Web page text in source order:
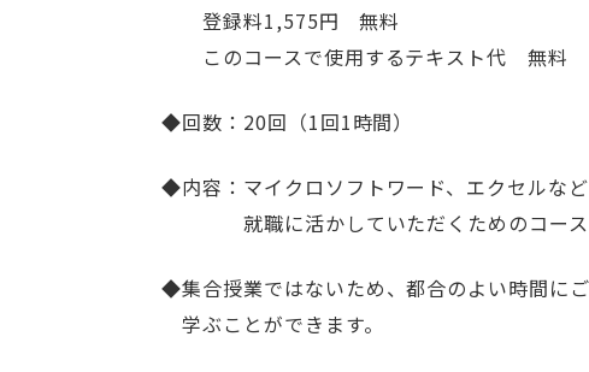
登録料1,575円 無料
このコースで使用するテキスト代 無料 （
◆回数：20回（1回1時間）
◆内容：マイクロソフトワード、エクセルな
就職に活かしていただくためのコース
◆集合授業ではないため、都合のよい時間に
学ぶことができます。